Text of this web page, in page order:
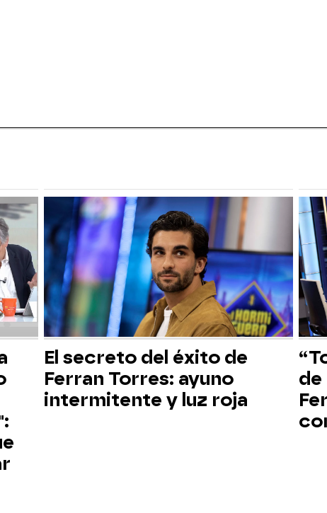
El secreto del éxito de
Ferran Torres: ayuno
intermitente y luz roja
de